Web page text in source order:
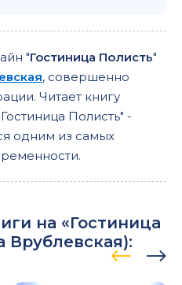
"Гостиница Полисть"
, совершенно
Читает книгу
Полисть" -
одним из самых
на «Гостиница
Врублевская):